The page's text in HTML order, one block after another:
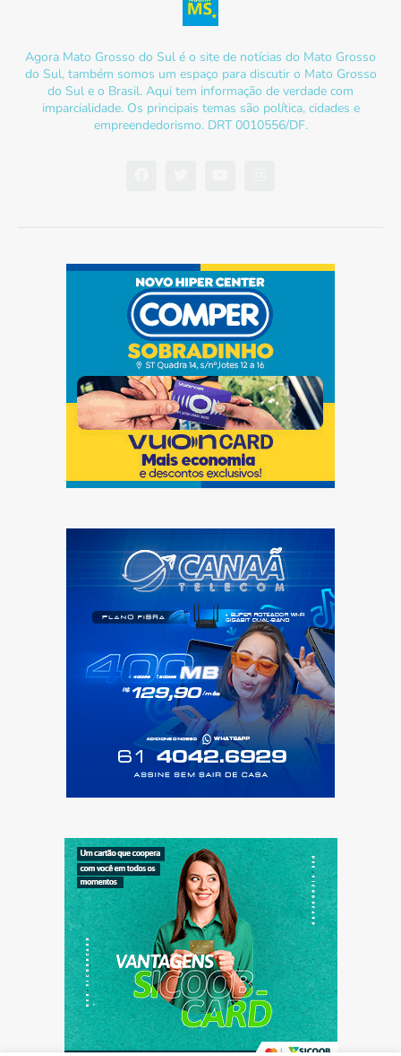
Agora Mato Grosso do Sul é o site de notícias do Mato Grosso
do Sul, também somos um espaço para discutir o Mato Grosso
do Sul e o Brasil. Aqui tem informação de verdade com
imparcialidade. Os principais temas são política, cidades e
empreendedorismo. DRT 0010556/DF.